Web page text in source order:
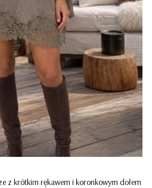
z krótkim rękawem i koronkowym dołem